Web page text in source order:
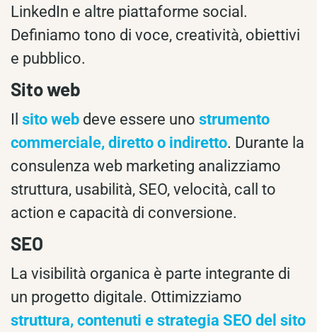
LinkedIn e altre piattaforme social.
Definiamo tono di voce, creatività, obiettivi
e pubblico.
Sito web
Il sito web deve essere uno strumento
commerciale, diretto o indiretto. Durante la
consulenza web marketing analizziamo
struttura, usabilità, SEO, velocità, call to
action e capacità di conversione.
SEO
La visibilità organica è parte integrante di
un progetto digitale. Ottimizziamo
struttura, contenuti e strategia SEO del sito